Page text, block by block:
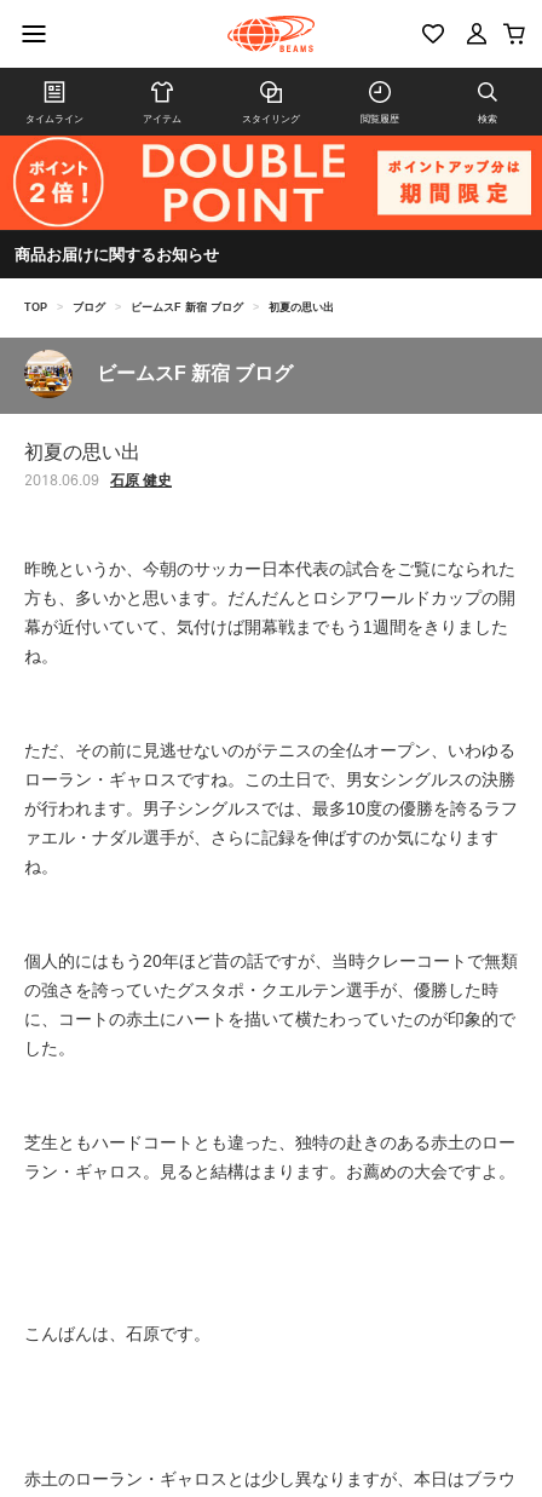
タイムライン アイテム スタイリング 閲覧履歴 検索
商品お届けに関するお知らせ
TOP > ブログ > ビームスF 新宿 ブログ > 初夏の思い出
ビームスF 新宿 ブログ
初夏の思い出
2018.06.09 石原 健史
昨晩というか、今朝のサッカー日本代表の試合をご覧になられた
方も、多いかと思います。だんだんとロシアワールドカップの開
幕が近付いていて、気付けば開幕戦までもう1週間をきりました
ね。
ただ、その前に見逃せないのがテニスの全仏オープン、いわゆる
ローラン・ギャロスですね。この土日で、男女シングルスの決勝
が行われます。男子シングルスでは、最多10度の優勝を誇るラフ
ァエル・ナダル選手が、さらに記録を伸ばすのか気になります
ね。
個人的にはもう20年ほど昔の話ですが、当時クレーコートで無類
の強さを誇っていたグスタポ・クエルテン選手が、優勝した時
に、コートの赤土にハートを描いて横たわっていたのが印象的で
した。
芝生ともハードコートとも違った、独特の赴きのある赤土のロー
ラン・ギャロス。見ると結構はまります。お薦めの大会ですよ。
こんばんは、石原です。
赤土のローラン・ギャロスとは少し異なりますが、本日はブラウ